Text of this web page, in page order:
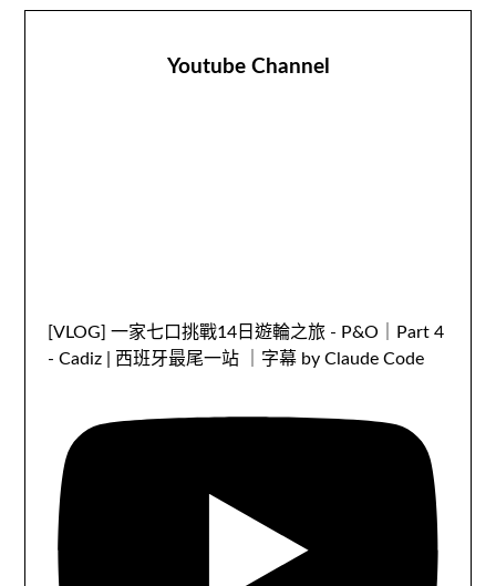
Youtube Channel
[VLOG] 一家七口挑戰14日遊輪之旅 - P&O｜Part 4
- Cadiz | 西班牙最尾一站 ｜字幕 by Claude Code